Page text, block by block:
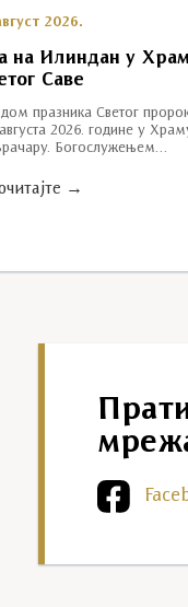
2026.
на Илиндан у
Саве
празника Светог
2026. године у
Богослужењем…
→